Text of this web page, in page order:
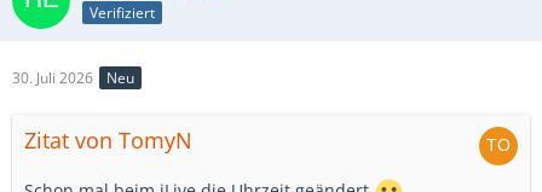
Verifiziert
30. Juli 2026 Neu
Zitat von TomyN